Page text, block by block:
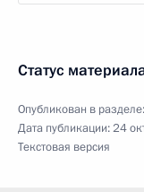
Статус
Опубликован в разделе:
Дата публикации:24
Текстовая версия